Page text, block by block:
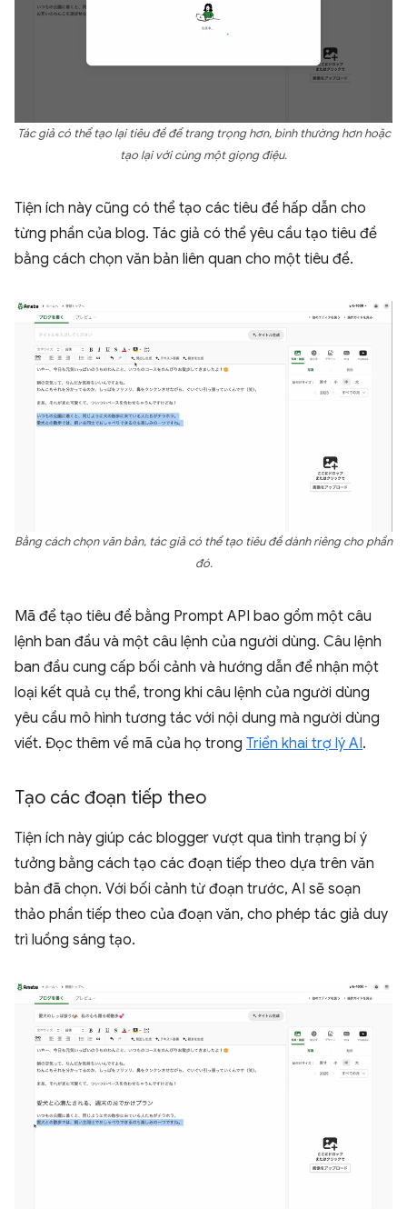
Tác giả có thể tạo lại tiêu đề để trang trọng hơn, bình thường hơn hoặc
tạo lại với cùng một giọng điệu.
Tiện ích này cũng có thể tạo các tiêu đề hấp dẫn cho
từng phần của blog. Tác giả có thể yêu cầu tạo tiêu đề
bằng cách chọn văn bản liên quan cho một tiêu đề.
Bằng cách chọn văn bản, tác giả có thể tạo tiêu đề dành riêng cho phần
đó.
Mã để tạo tiêu đề bằng Prompt API bao gồm một câu
lệnh ban đầu và một câu lệnh của người dùng. Câu lệnh
ban đầu cung cấp bối cảnh và hướng dẫn để nhận một
loại kết quả cụ thể, trong khi câu lệnh của người dùng
yêu cầu mô hình tương tác với nội dung mà người dùng
viết. Đọc thêm về mã của họ trong Triển khai trợ lý AI.
Tạo các đoạn tiếp theo
Tiện ích này giúp các blogger vượt qua tình trạng bí ý
tưởng bằng cách tạo các đoạn tiếp theo dựa trên văn
bản đã chọn. Với bối cảnh từ đoạn trước, AI sẽ soạn
thảo phần tiếp theo của đoạn văn, cho phép tác giả duy
trì luồng sáng tạo.